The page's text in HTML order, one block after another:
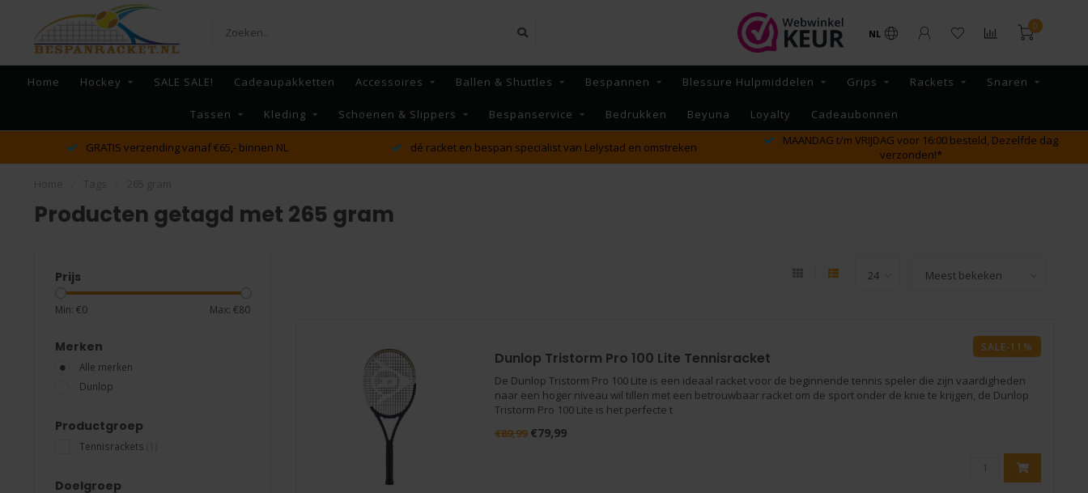
NL
0
Home Hockey SALE SALE! Cadeaupakketten Accessoires Ballen & Shuttles Bespannen Blessure Hulpmiddelen Grips Rackets Snaren
Tassen Kleding Schoenen & Slippers Bespanservice Bedrukken Beyuna Loyalty Cadeaubonnen
dé racket en bespan specialist van Lelystad en omstreken
MAANDAG t/m VRIJDAG voor 16:00 besteld, Dezelfde dag
verzonden!*
GRATIS verzending vanaf €65,- binnen NL
Producten getagd met 265 gram
Prijs
Min: €0 Max: €80
Merken
Alle merken
Dunlop
Productgroep
Tennisrackets
Doelgroep
SALE-11%
Dunlop Tristorm Pro 100 Lite Tennisracket
De Dunlop Tristorm Pro 100 Lite is een ideaal racket voor de beginnende tennis speler die zijn vaardigheden
naar een hoger niveau wil tillen met een betrouwbaar racket om de sport onder de knie te krijgen, de Dunlop
Tristorm Pro 100 Lite is het perfecte t
€89,99€79,99